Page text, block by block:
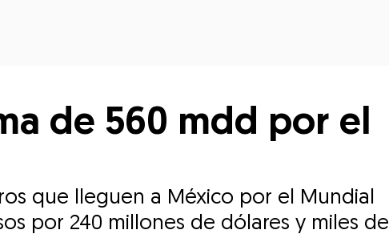
de 560 mdd por el
que lleguen a México por el Mundial
por 240 millones de dólares y miles de